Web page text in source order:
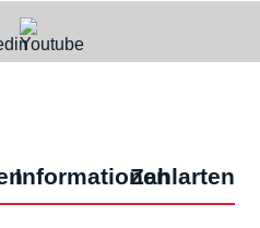
InformationenZahlarten